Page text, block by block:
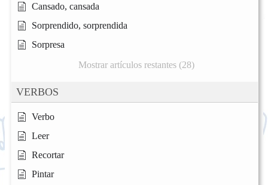
Cansado, cansada
Sorprendido, sorprendida
Sorpresa
Mostrar artículos restantes (28)
VERBOS
Verbo
Leer
Recortar
Pintar